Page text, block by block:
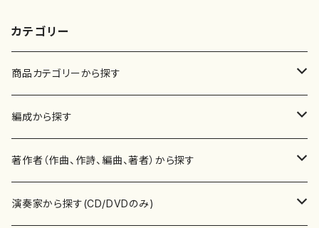
カテゴリー
商品カテゴリーから探す
楽譜
書籍
書籍
CD・DVD
編成から探す
邦楽器
箏・琴（ソロ）
合唱
著作者（作曲、作詩、編曲、著者）から探す
あ行
演奏家から探す(CD/DVDのみ)